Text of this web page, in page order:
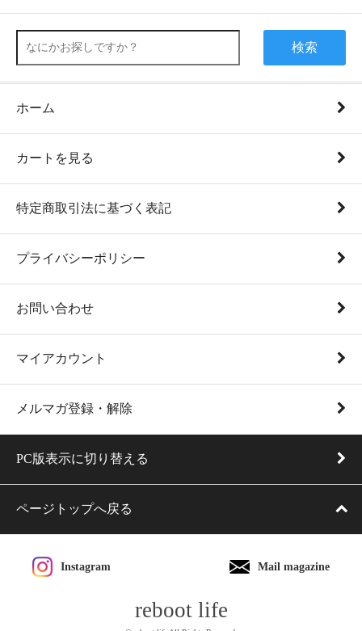
検索
ホーム
カートを見る
特定商取引法に基づく表記
プライバシーポリシー
お問い合わせ
マイアカウント
メルマガ登録・解除
PC版表示に切り替える
ページトップへ戻る
Instagram Mail magazine
reboot life